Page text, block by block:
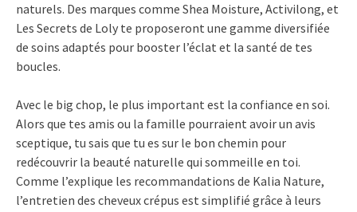
naturels. Des marques comme Shea Moisture, Activilong, et
Les Secrets de Loly te proposeront une gamme diversifiée
de soins adaptés pour booster l’éclat et la santé de tes
boucles.
Avec le big chop, le plus important est la confiance en soi.
Alors que tes amis ou la famille pourraient avoir un avis
sceptique, tu sais que tu es sur le bon chemin pour
redécouvrir la beauté naturelle qui sommeille en toi.
Comme l’explique les recommandations de Kalia Nature,
l’entretien des cheveux crépus est simplifié grâce à leurs